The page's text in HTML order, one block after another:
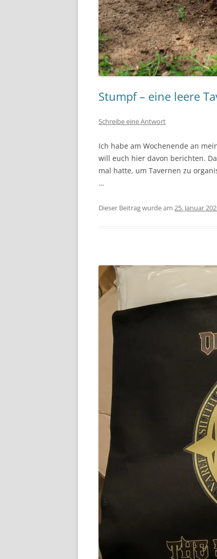
Stumpf – eine leere
Schreibe eine Antwort
Ich habe am Wochenende an
will euch hier davon berichten.
mal hatte, um Tavernen zu
…
Dieser Beitrag wurde am 25. Januar